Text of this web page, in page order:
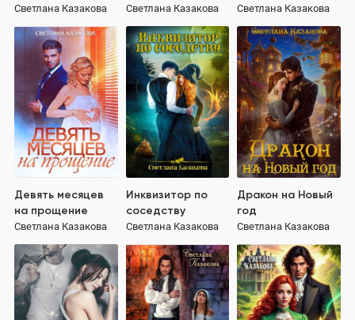
Светлана Казакова
ректора
Светлана Казакова Светлана Казакова
Девять месяцев
на прощение
Светлана Казакова
Инквизитор по
соседству
Светлана Казакова
Дракон на Новый
год
Светлана Казакова